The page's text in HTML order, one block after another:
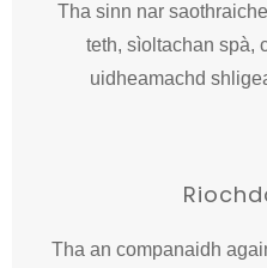
Tha sinn nar
teth, sìoltachan spà,
uidheamachd
Tha an companaidh